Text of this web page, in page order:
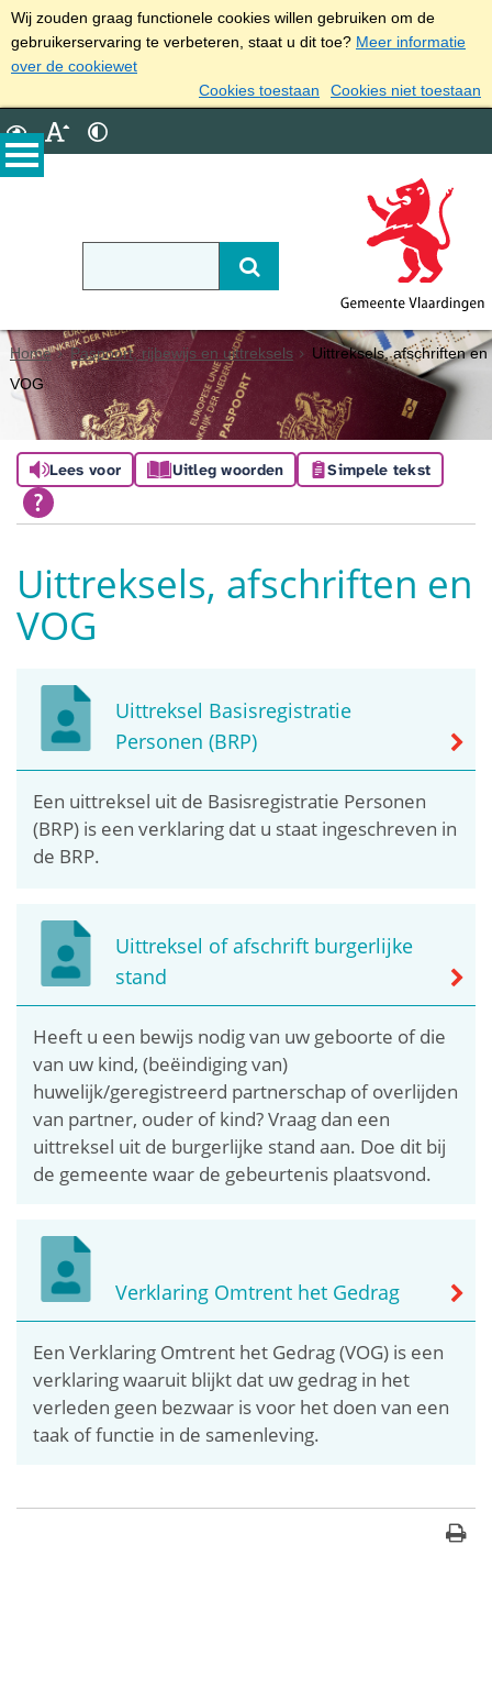
Wij zouden graag functionele cookies willen gebruiken om de
gebruikerservaring te verbeteren, staat u dit toe? Meer informatie
over de cookiewet
Cookies toestaan
Cookies niet toestaan
Home Paspoort, rijbewijs en uittreksels
Uittreksels, afschriften en
VOG
Lees voor Uitleg woorden Simpele tekst
Uittreksels, afschriften en
VOG
Uittreksel Basisregistratie
Personen (BRP)
Een uittreksel uit de Basisregistratie Personen
(BRP) is een verklaring dat u staat ingeschreven in
de BRP.
Uittreksel of afschrift burgerlijke
stand
Heeft u een bewijs nodig van uw geboorte of die
van uw kind, (beëindiging van)
huwelijk/geregistreerd partnerschap of overlijden
van partner, ouder of kind? Vraag dan een
uittreksel uit de burgerlijke stand aan. Doe dit bij
de gemeente waar de gebeurtenis plaatsvond.
Verklaring Omtrent het Gedrag
Een Verklaring Omtrent het Gedrag (VOG) is een
verklaring waaruit blijkt dat uw gedrag in het
verleden geen bezwaar is voor het doen van een
taak of functie in de samenleving.